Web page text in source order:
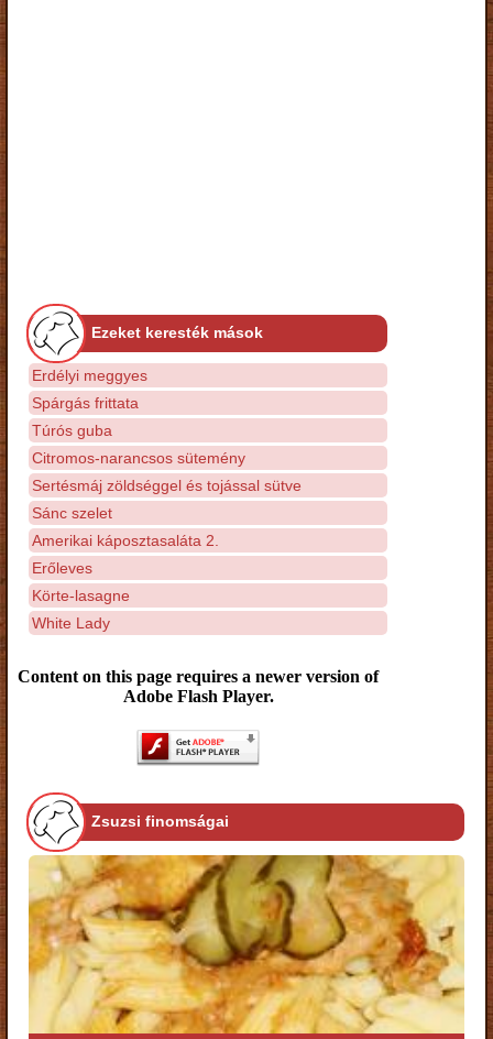
Ezeket keresték mások
Erdélyi meggyes
Spárgás frittata
Túrós guba
Citromos-narancsos sütemény
Sertésmáj zöldséggel és tojással sütve
Sánc szelet
Amerikai káposztasaláta 2.
Erőleves
Körte-lasagne
White Lady
Content on this page requires a newer version of
Adobe Flash Player.
Zsuzsi finomságai